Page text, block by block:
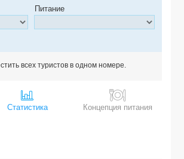
Питание
всех туристов в одном номере.
Статистика Концепция питания